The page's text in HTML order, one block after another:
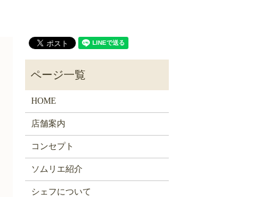
HOME
店舗案内
コンセプト
ソムリエ紹介
シェフについて